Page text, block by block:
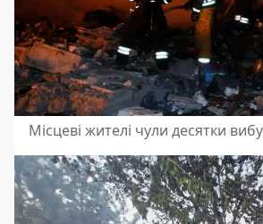
Місцеві жителі чули десятки